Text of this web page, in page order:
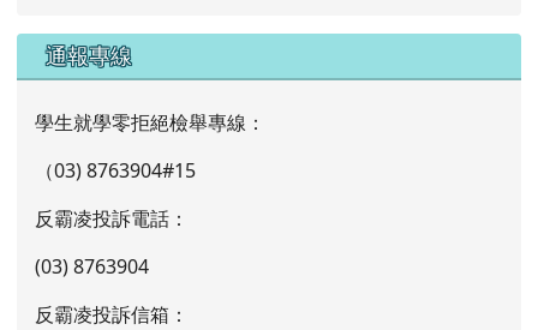
通報專線
學生就學零拒絕檢舉專線：
（03) 8763904#15
反霸凌投訴電話：
(03) 8763904
反霸凌投訴信箱：